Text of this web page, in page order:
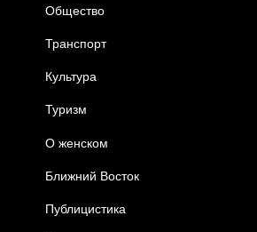
Общество
Транспорт
Культура
Туризм
О женском
Ближний Восток
Публицистика